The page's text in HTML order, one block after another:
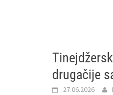
drugačije
27.06.2026